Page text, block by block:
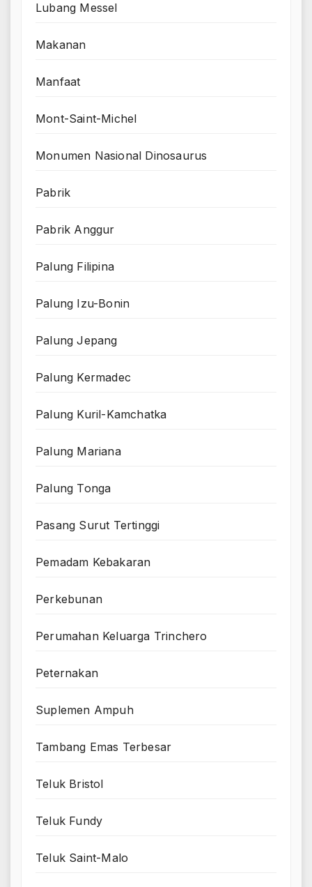
Lubang Messel
Makanan
Manfaat
Mont-Saint-Michel
Monumen Nasional Dinosaurus
Pabrik
Pabrik Anggur
Palung Filipina
Palung Izu-Bonin
Palung Jepang
Palung Kermadec
Palung Kuril-Kamchatka
Palung Mariana
Palung Tonga
Pasang Surut Tertinggi
Pemadam Kebakaran
Perkebunan
Perumahan Keluarga Trinchero
Peternakan
Suplemen Ampuh
Tambang Emas Terbesar
Teluk Bristol
Teluk Fundy
Teluk Saint-Malo